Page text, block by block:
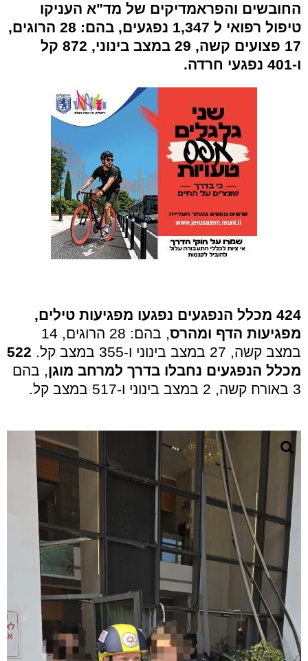
החובשים והפראמדיקים של מד"א העניקו
טיפול רפואי ל 1,347 נפגעים, בהם: 28 הרוגים,
17 פצועים קשה, 29 במצב בינוני, 872 קל
ו-401 נפגעי חרדה.
424 מכלל הנפגעים נפגעו מפגיעות טילים,
מפגיעות הדף ומהרס
, בהם: 28 הרוגים, 14
במצב קשה, 27 במצב בינוני ו-355 במצב קל.
522
מכלל הנפגעים נחבלו בדרך למרחב מוגן, בהם
3 באורח קשה, 2 במצב בינוני ו-517 במצב קל.